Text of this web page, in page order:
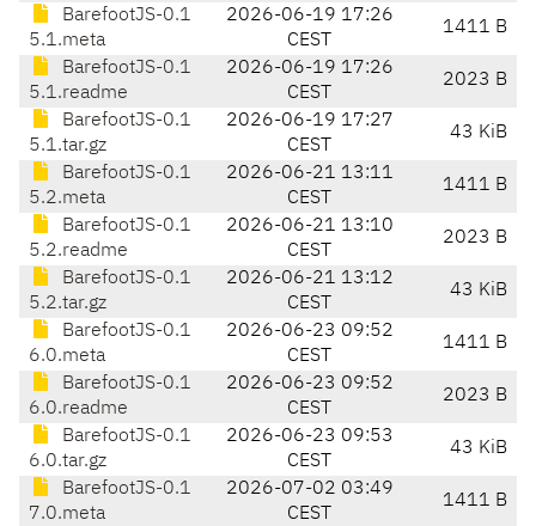
BarefootJS-0.1
5.1.meta
2026-06-19 17:26
CEST
1411 B
BarefootJS-0.1
5.1.readme
2026-06-19 17:26
CEST
2023 B
BarefootJS-0.1
5.1.tar.gz
2026-06-19 17:27
CEST
43 KiB
BarefootJS-0.1
5.2.meta
2026-06-21 13:11
CEST
1411 B
BarefootJS-0.1
5.2.readme
2026-06-21 13:10
CEST
2023 B
BarefootJS-0.1
5.2.tar.gz
2026-06-21 13:12
CEST
43 KiB
BarefootJS-0.1
6.0.meta
2026-06-23 09:52
CEST
1411 B
BarefootJS-0.1
6.0.readme
2026-06-23 09:52
CEST
2023 B
BarefootJS-0.1
6.0.tar.gz
2026-06-23 09:53
CEST
43 KiB
BarefootJS-0.1
7.0.meta
2026-07-02 03:49
CEST
1411 B